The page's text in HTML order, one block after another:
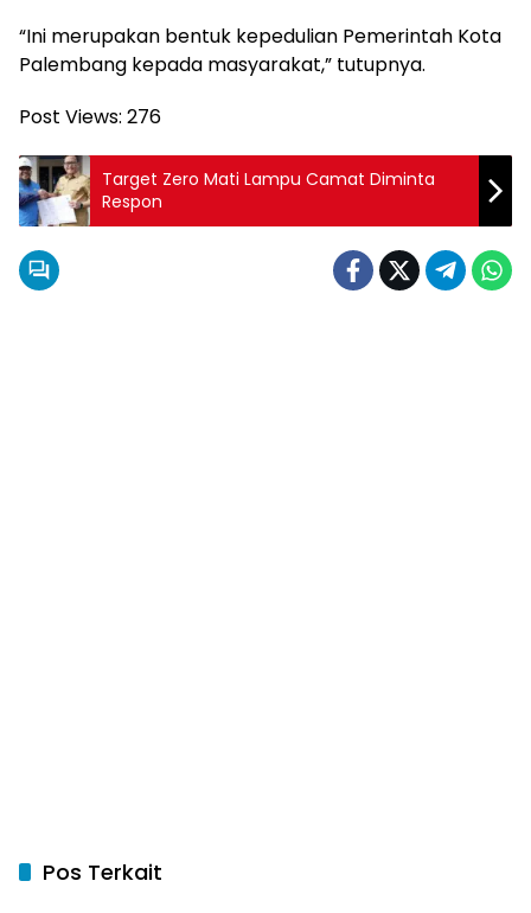
“Ini merupakan bentuk kepedulian Pemerintah Kota
Palembang kepada masyarakat,” tutupnya.
Post Views: 276
Target Zero Mati Lampu Camat Diminta
Respon
Pos Terkait
Palembang